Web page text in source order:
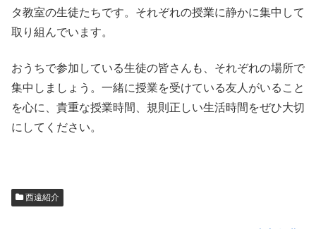
タ教室の生徒たちです。それぞれの授業に静かに集中して
取り組んでいます。
おうちで参加している生徒の皆さんも、それぞれの場所で
集中しましょう。一緒に授業を受けている友人がいること
を心に、貴重な授業時間、規則正しい生活時間をぜひ大切
にしてください。
西遠紹介